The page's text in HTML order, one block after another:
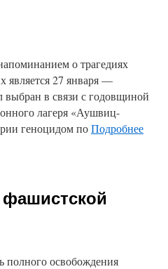
о трагедиях
является 27 января —
в связи с годовщиной
лагеря «Аушвиц-
геноцидом поПодробнее
полного освобождения